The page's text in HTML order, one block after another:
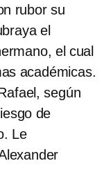
rubor su
el
el cual
académicas.
según
de
Le